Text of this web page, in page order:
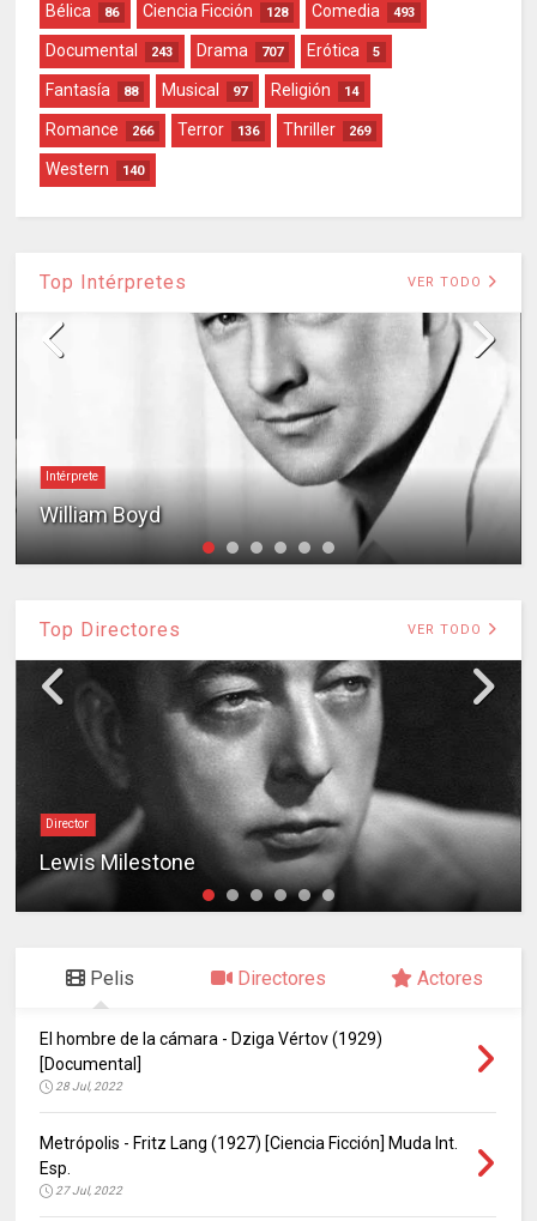
Bélica 86 Ciencia Ficción 128 Comedia 493
Documental 243 Drama 707 Erótica 5
Fantasía 88 Musical 97 Religión 14
Romance 266 Terror 136 Thriller 269
Western 140
Top Intérpretes VER TODO
Intérprete
William Boyd
Top Directores VER TODO
Director
Lewis Milestone
Pelis Directores Actores
El hombre de la cámara - Dziga Vértov (1929)
[Documental]
28 Jul, 2022
Metrópolis - Fritz Lang (1927) [Ciencia Ficción] Muda Int.
Esp.
27 Jul, 2022